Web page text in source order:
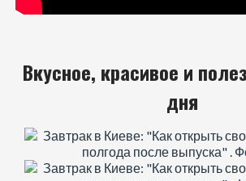
Вкусное, красивое и
дня